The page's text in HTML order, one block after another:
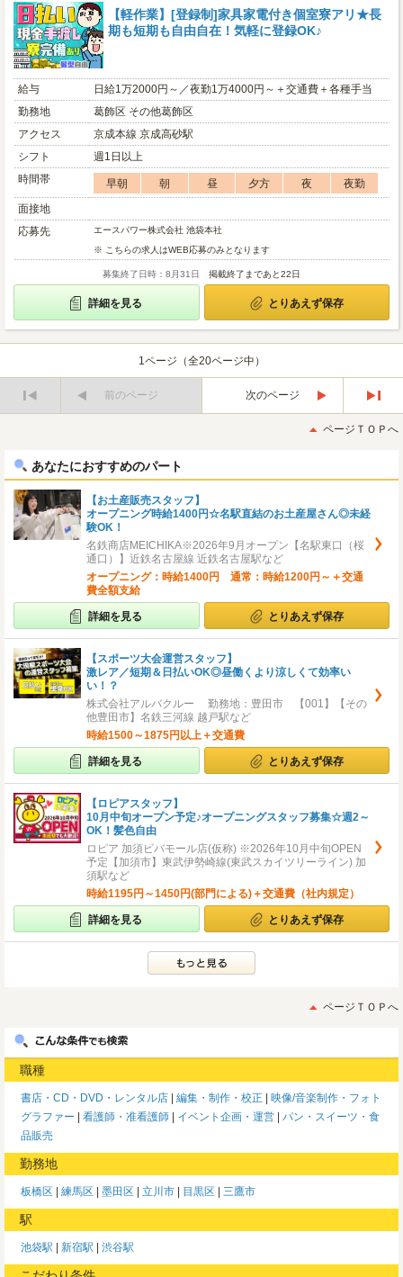
【軽作業】[登録制]家具家電付き個室寮アリ★長
期も短期も自由自在！気軽に登録OK♪
給与
日給1万2000円～／夜勤1万4000円～＋交通費＋各種手当
勤務地
葛飾区 その他葛飾区
アクセス
京成本線 京成高砂駅
シフト
週1日以上
時間帯
早朝 朝 昼 夕方 夜
夜勤
面接地
応募先
エースパワー株式会社 池袋本社
※ こちらの求人はWEB応募のみとなります
募集終了日時：8月31日 掲載終了まであと22日
詳細を見る とりあえず保存
1ページ（全20ページ中）
前のページ
次のページ
後
ページＴＯＰへ
あなたにおすすめのパート
【お土産販売スタッフ】
オープニング時給1400円☆名駅直結のお土産屋さん◎未経
験OK！
名鉄商店MEICHIKA※2026年9月オープン【名駅東口（桜
通口）】近鉄名古屋線 近鉄名古屋駅など
オープニング：時給1400円 通常：時給1200円～＋交通
費全額支給
詳細を見る とりあえず保存
【スポーツ大会運営スタッフ】
激レア／短期＆日払いOK◎昼働くより涼しくて効率い
い！？
株式会社アルバクルー 勤務地：豊田市 【001】【その
他豊田市】名鉄三河線 越戸駅など
時給1500～1875円以上＋交通費
詳細を見る とりあえず保存
【ロピアスタッフ】
10月中旬オープン予定♪オープニングスタッフ募集☆週2～
OK！髪色自由
ロピア 加須ビバモール店(仮称) ※2026年10月中旬OPEN
予定【加須市】東武伊勢崎線(東武スカイツリーライン) 加
須駅など
時給1195円～1450円(部門による)＋交通費（社内規定）
詳細を見る とりあえず保存
ページＴＯＰへ
職種
書店・CD・DVD・レンタル店 編集・制作・校正
映像/音楽制作・フォト
グラファー
看護師・准看護師 イベント企画・運営
パン・スイーツ・食
品販売
勤務地
板橋区 練馬区 墨田区 立川市 目黒区 三鷹市
駅
池袋駅 新宿駅 渋谷駅